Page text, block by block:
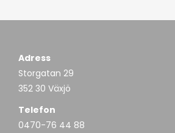
Adress
Storgatan 29
352 30 Växjö
Telefon
0470-76 44 88